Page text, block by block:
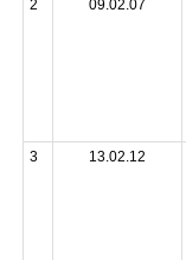
2 09.02.07
3 13.02.12